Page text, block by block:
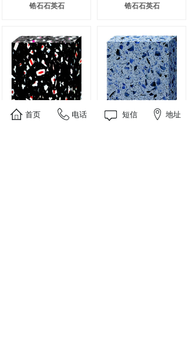
锆石石英石 锆石石英石
锆石石英石 锆石石英石
首页 电话 短信 地址